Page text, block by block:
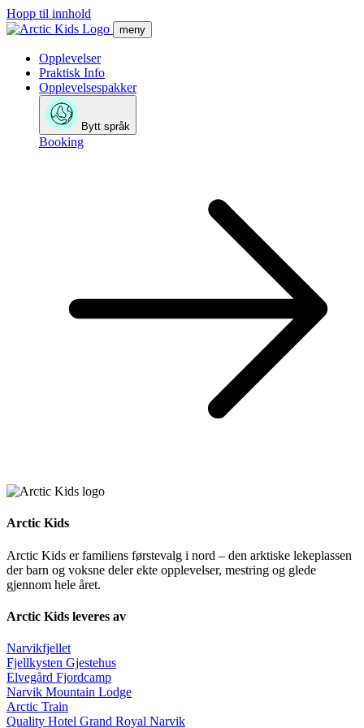
Hopp til innhold
meny
Opplevelser
Praktisk Info
Opplevelsespakker
Bytt språk
Booking
Arctic Kids
Arctic Kids er familiens førstevalg i nord – den arktiske lekeplassen
der barn og voksne deler ekte opplevelser, mestring og glede
gjennom hele året.
Arctic Kids leveres av
Narvikfjellet
Fjellkysten Gjestehus
Elvegård Fjordcamp
Narvik Mountain Lodge
Arctic Train
Quality Hotel Grand Royal Narvik